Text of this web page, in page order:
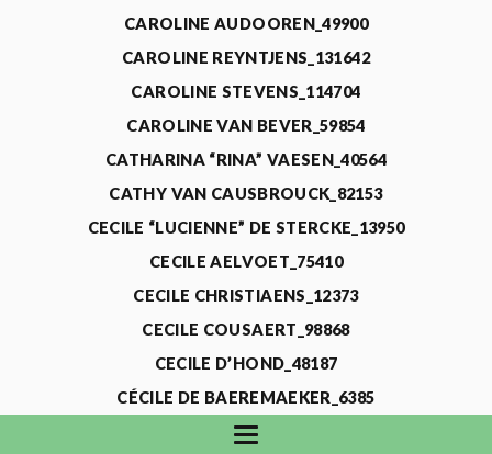
CAROLINE AUDOOREN_49900
CAROLINE REYNTJENS_131642
CAROLINE STEVENS_114704
CAROLINE VAN BEVER_59854
CATHARINA “RINA” VAESEN_40564
CATHY VAN CAUSBROUCK_82153
CECILE “LUCIENNE” DE STERCKE_13950
CECILE AELVOET_75410
CECILE CHRISTIAENS_12373
CECILE COUSAERT_98868
CECILE D’HOND_48187
CÉCILE DE BAEREMAEKER_6385
CECILE DE WAELE_4731